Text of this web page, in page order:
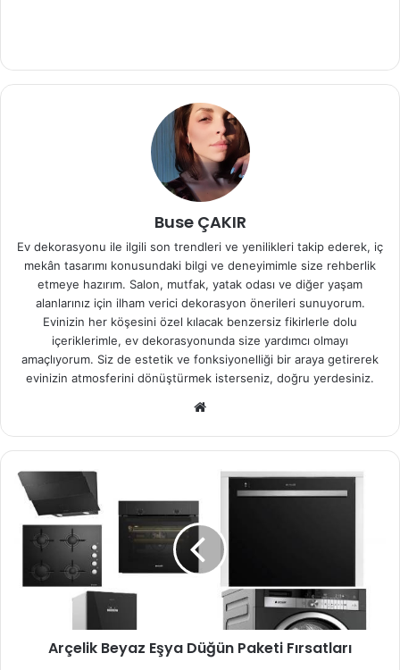
Buse ÇAKIR
Ev dekorasyonu ile ilgili son trendleri ve yenilikleri takip ederek, iç
mekân tasarımı konusundaki bilgi ve deneyimimle size rehberlik
etmeye hazırım. Salon, mutfak, yatak odası ve diğer yaşam
alanlarınız için ilham verici dekorasyon önerileri sunuyorum.
Evinizin her köşesini özel kılacak benzersiz fikirlerle dolu
içeriklerimle, ev dekorasyonunda size yardımcı olmayı
amaçlıyorum. Siz de estetik ve fonksiyonelliği bir araya getirerek
evinizin atmosferini dönüştürmek isterseniz, doğru yerdesiniz.
sit
esi
Arçelik Beyaz Eşya Düğün Paketi Fırsatları